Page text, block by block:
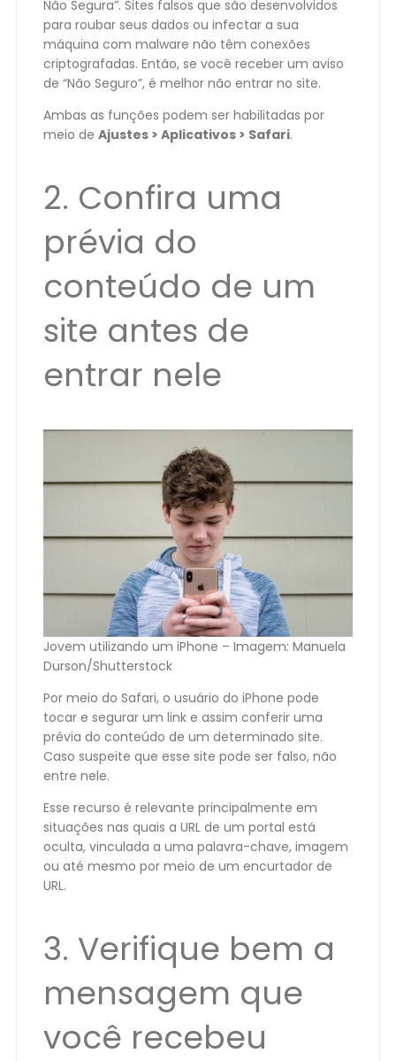
Não Segura”. Sites falsos que são desenvolvidos
para roubar seus dados ou infectar a sua
máquina com malware não têm conexões
criptografadas. Então, se você receber um aviso
de “Não Seguro”, é melhor não entrar no site.
Ambas as funções podem ser habilitadas por
meio de Ajustes > Aplicativos > Safari.
2. Confira uma
prévia do
conteúdo de um
site antes de
entrar nele
Jovem utilizando um iPhone – Imagem: Manuela
Durson/Shutterstock
Por meio do Safari, o usuário do iPhone pode
tocar e segurar um link e assim conferir uma
prévia do conteúdo de um determinado site.
Caso suspeite que esse site pode ser falso, não
entre nele.
Esse recurso é relevante principalmente em
situações nas quais a URL de um portal está
oculta, vinculada a uma palavra-chave, imagem
ou até mesmo por meio de um encurtador de
URL.
3. Verifique bem a
mensagem que
você recebeu